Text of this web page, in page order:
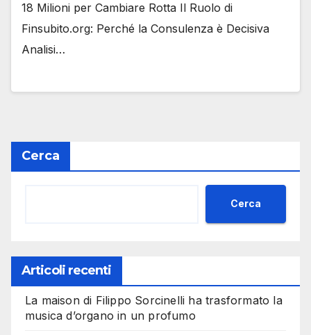
18 Milioni per Cambiare Rotta Il Ruolo di
Finsubito.org: Perché la Consulenza è Decisiva
Analisi…
Cerca
Cerca
Articoli recenti
La maison di Filippo Sorcinelli ha trasformato la
musica d’organo in un profumo